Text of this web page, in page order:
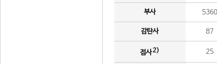
부사 5360
감탄사 87
접사2) 25